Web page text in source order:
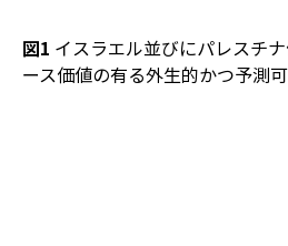
図1 イスラエル並びにパレスチ
ース価値の有る外生的かつ予測